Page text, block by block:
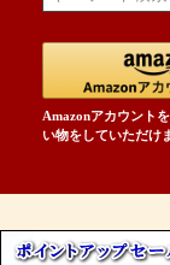
Amazonアカウント
い物をしていただけ